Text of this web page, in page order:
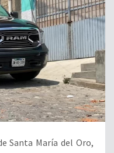
Santa María del Oro,